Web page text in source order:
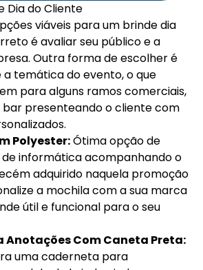
Dia do Cliente
viáveis para um brindedia
é avaliar seu público e a
Outra forma de escolher é
temática do evento, o que
para alguns ramos comerciais,
bar presenteando o cliente com
Polyester:Ótima opção de
informática acompanhando o
adquirido naquela promoção
a mochila com a sua marca
útil e funcional para o seu
Anotações Com Caneta Preta:
uma caderneta para